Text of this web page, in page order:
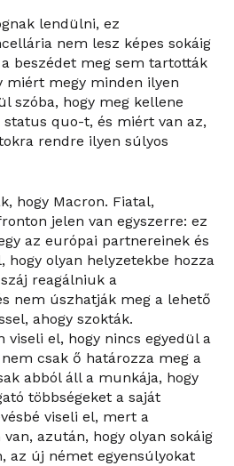
lendülni, ez
nem lesz képes sokáig
beszédet meg sem tartották
miért megy minden ilyen
szóba, hogy meg kellene
quo-t, és miért van az,
rendre ilyen súlyos
hogy Macron. Fiatal,
jelen van egyszerre: ez
az európai partnereinek és
hogy olyan helyzetekbe hozza
reagálniuk a
nem úszhatják meg a lehető
ahogy szokták.
viseli el, hogy nincs egyedül a
csak ő határozza meg a
abból áll a munkája, hogy
többségeket a saját
viseli el, mert a
azután, hogy olyan sokáig
az új német egyensúlyokat